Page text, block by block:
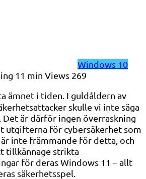
Windows 10
11 min Views 269
ämnet i tiden. I guldåldern av
skulle vi inte säga
är därför ingen överraskning
utgifterna för cybersäkerhet som
inte främmande för detta, och
tillkännage strikta
för deras Windows 11 – allt
säkerhetsspel.